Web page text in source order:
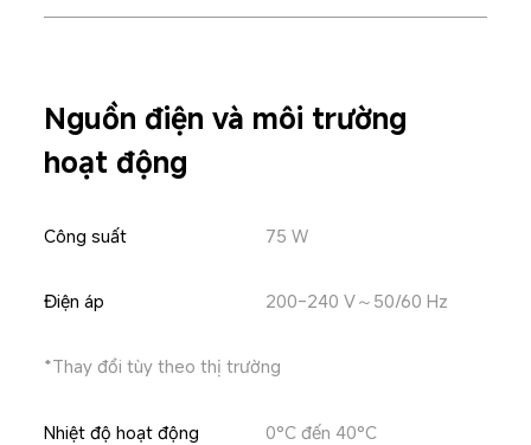
Nguồn điện và môi trường
hoạt động
Công suất 75 W
Điện áp 200-240 V～50/60 Hz
*Thay đổi tùy theo thị trường
Nhiệt độ hoạt động 0°C đến 40°C